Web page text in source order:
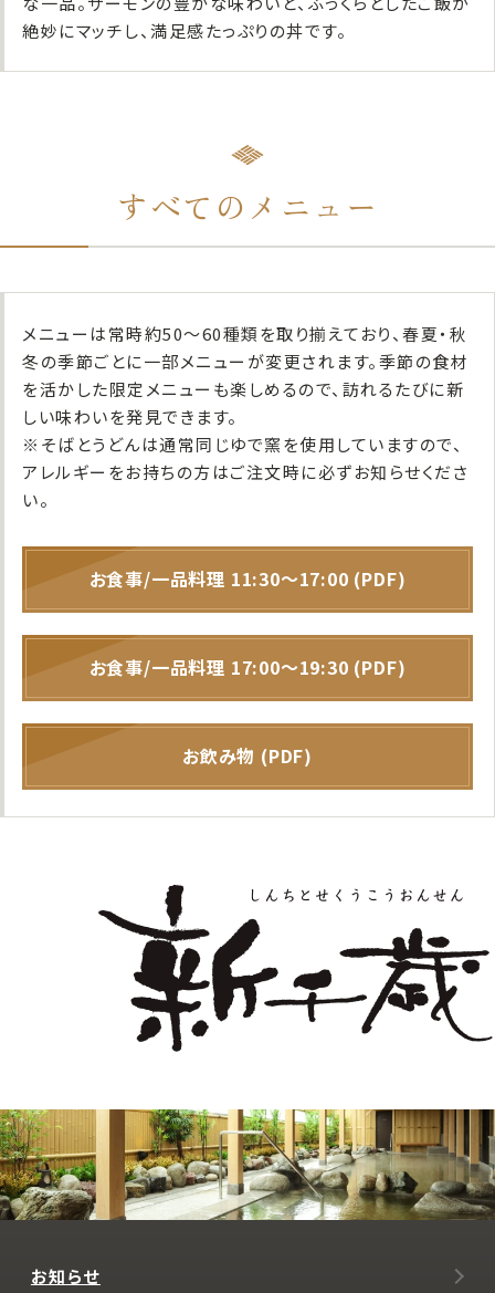
絶妙にマッチし、満足感たっぷりの丼です。
すべてのメニュー
メニューは常時約50〜60種類を取り揃えており、春夏・秋
冬の季節ごとに一部メニューが変更されます。季節の食材
を活かした限定メニューも楽しめるので、訪れるたびに新
しい味わいを発見できます。
※そばとうどんは通常同じゆで窯を使用していますので、
アレルギーをお持ちの方はご注文時に必ずお知らせくださ
い。
お⾷事/一品料理 11:30〜17:00 (PDF)
お⾷事/一品料理 17:00〜19:30 (PDF)
お飲み物 (PDF)
お知らせ